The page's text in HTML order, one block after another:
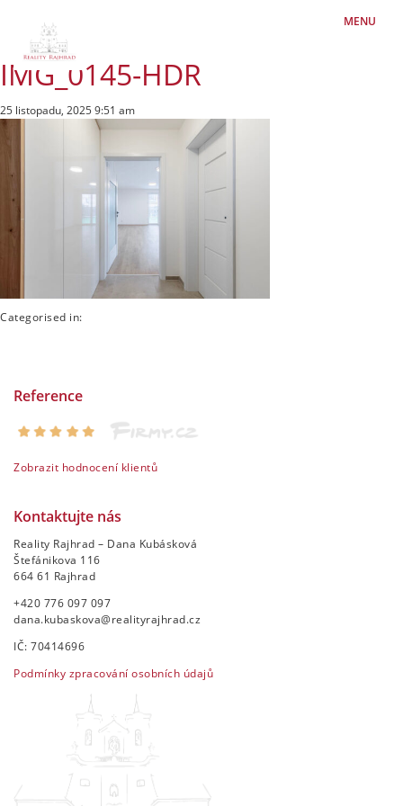
MENU
IMG_0145-HDR
25 listopadu, 2025 9:51 am
Categorised in:
Reference
Zobrazit hodnocení klientů
Kontaktujte nás
Reality Rajhrad – Dana Kubásková
Štefánikova 116
664 61 Rajhrad
+420 776 097 097
dana.kubaskova@realityrajhrad.cz
IČ: 70414696
Podmínky zpracování osobních údajů